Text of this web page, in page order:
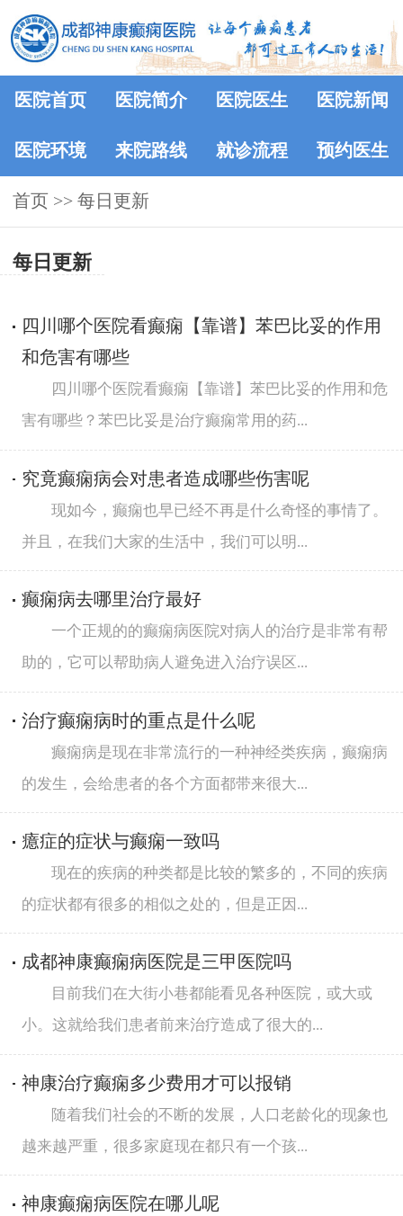
医院首页 医院简介 医院医生 医院新闻
医院环境 来院路线 就诊流程 预约医生
首页 >> 每日更新
每日更新
四川哪个医院看癫痫【靠谱】苯巴比妥的作用
和危害有哪些
四川哪个医院看癫痫【靠谱】苯巴比妥的作用和危
害有哪些？苯巴比妥是治疗癫痫常用的药...
究竟癫痫病会对患者造成哪些伤害呢
现如今，癫痫也早已经不再是什么奇怪的事情了。
并且，在我们大家的生活中，我们可以明...
癫痫病去哪里治疗最好
一个正规的的癫痫病医院对病人的治疗是非常有帮
助的，它可以帮助病人避免进入治疗误区...
治疗癫痫病时的重点是什么呢
癫痫病是现在非常流行的一种神经类疾病，癫痫病
的发生，会给患者的各个方面都带来很大...
癔症的症状与癫痫一致吗
现在的疾病的种类都是比较的繁多的，不同的疾病
的症状都有很多的相似之处的，但是正因...
成都神康癫痫病医院是三甲医院吗
目前我们在大街小巷都能看见各种医院，或大或
小。这就给我们患者前来治疗造成了很大的...
神康治疗癫痫多少费用才可以报销
随着我们社会的不断的发展，人口老龄化的现象也
越来越严重，很多家庭现在都只有一个孩...
神康癫痫病医院在哪儿呢